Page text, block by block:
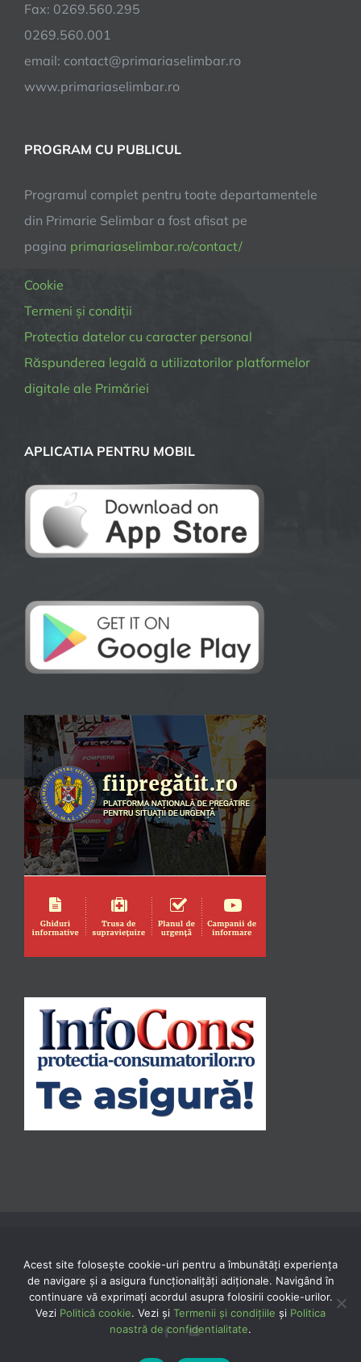
Fax: 0269.560.295
0269.560.001
email: contact@primariaselimbar.ro
www.primariaselimbar.ro
PROGRAM CU PUBLICUL
Programul complet pentru toate departamentele
din Primarie Selimbar a fost afisat pe
pagina primariaselimbar.ro/contact/
Cookie
Termeni și condiții
Protectia datelor cu caracter personal
Răspunderea legală a utilizatorilor platformelor
digitale ale Primăriei
APLICATIA PENTRU MOBIL
© Copyright 2020 -2026 | Powered byTNT Computers| All Rights
Reserved
FacebookYouTube
Acest site folosește cookie-uri pentru a îmbunătăți experiența
de navigare și a asigura funcționalițăți adiționale. Navigând în
continuare vă exprimaţi acordul asupra folosirii cookie-urilor.
Vezi Politică cookie. Vezi și Termenii și condițiile și Politica
noastră de confidentialitate.